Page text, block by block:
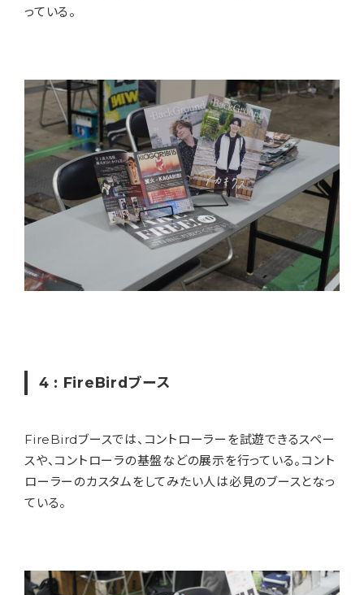
っている。
4 : FireBirdブース
FireBirdブースでは、コントローラーを試遊できるスペー
スや、コントローラの基盤などの展示を行っている。コント
ローラーのカスタムをしてみたい人は必見のブースとなっ
ている。